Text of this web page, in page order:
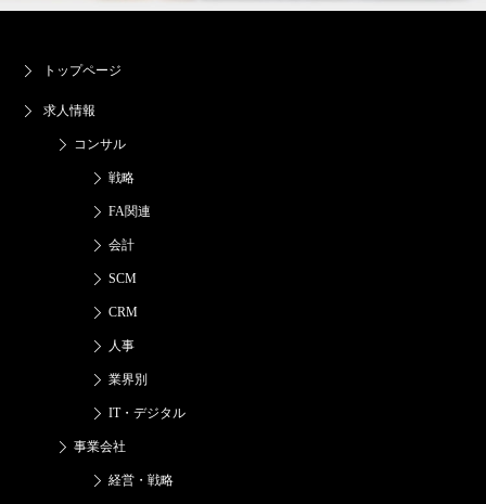
トップページ
求人情報
コンサル
戦略
FA関連
会計
SCM
CRM
人事
業界別
IT・デジタル
事業会社
経営・戦略